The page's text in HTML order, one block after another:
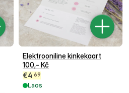
Elektrooniline kinkekaart
100,- Kč
€4 69
Laos